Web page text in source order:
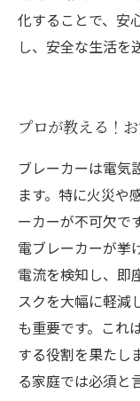
化することで、安
し、安全な生活を
プロが教える！
ブレーカーは電気
ます。特に火災や
ーカーが不可欠で
電ブレーカーが挙
電流を検知し、即
スクを大幅に軽減
も重要です。これ
する役割を果たし
る家庭では必須と